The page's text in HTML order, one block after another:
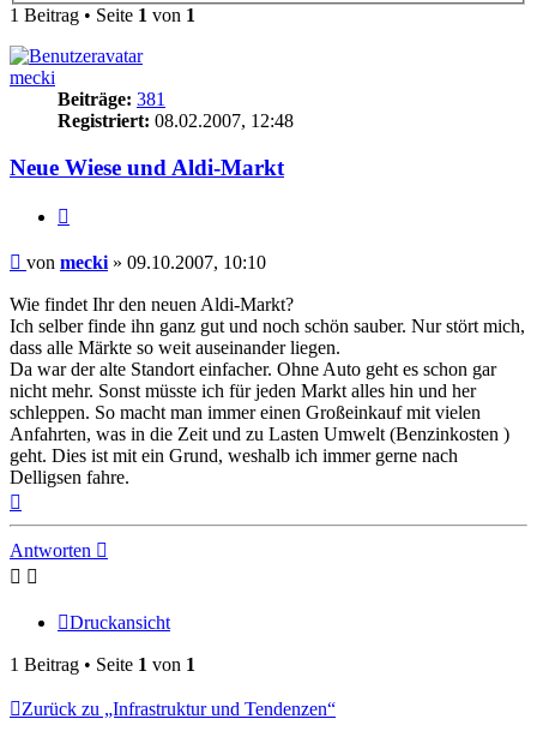
1 Beitrag • Seite 1 von 1
mecki
Beiträge: 381
Registriert: 08.02.2007, 12:48
Neue Wiese und Aldi-Markt
Beitrag
von mecki » 09.10.2007, 10:10
Wie findet Ihr den neuen Aldi-Markt?
Ich selber finde ihn ganz gut und noch schön sauber. Nur stört mich,
dass alle Märkte so weit auseinander liegen.
Da war der alte Standort einfacher. Ohne Auto geht es schon gar
nicht mehr. Sonst müsste ich für jeden Markt alles hin und her
schleppen. So macht man immer einen Großeinkauf mit vielen
Anfahrten, was in die Zeit und zu Lasten Umwelt (Benzinkosten )
geht. Dies ist mit ein Grund, weshalb ich immer gerne nach
Delligsen fahre.
Antworten
Druckansicht
1 Beitrag • Seite 1 von 1
Zurück zu „Infrastruktur und Tendenzen“